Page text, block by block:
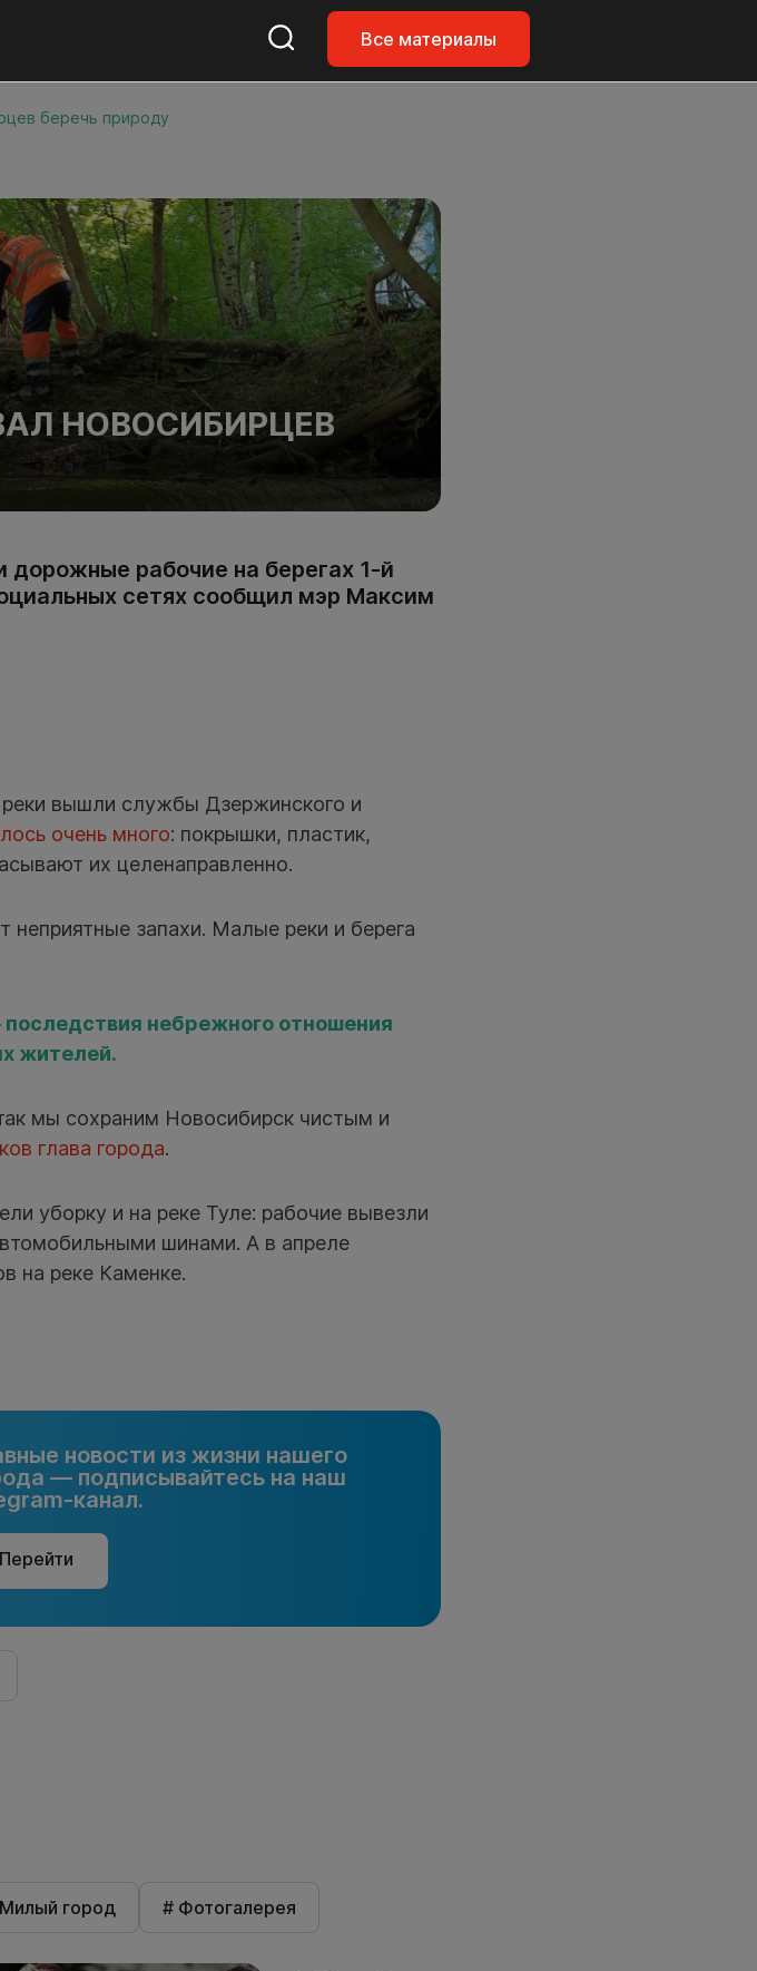
Все материалы
беречь природу
НОВОСИБИРЦЕВ
рабочие на берегах 1-й
сетях сообщил мэр Максим
реки вышли службы Дзержинского и
очень много: покрышки, пластик,
их целенаправленно.
неприятные запахи. Малые реки и берега
небрежного отношения
жителей.
мы сохраним Новосибирск чистым и
глава города.
уборку и на реке Туле: рабочие вывезли
шинами. А в апреле
на реке Каменке.
новости из жизни нашего
— подписывайтесь на наш
канал.
Перейти
город # Фотогалерея